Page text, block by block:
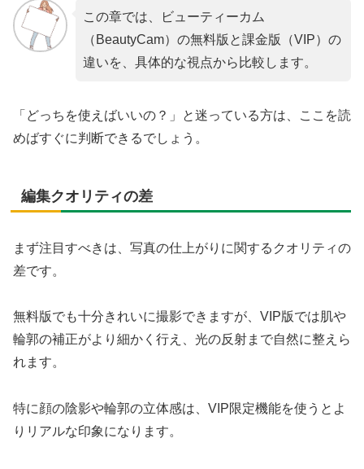
この章では、ビューティーカム
（BeautyCam）の無料版と課金版（VIP）の
違いを、具体的な視点から比較します。
「どっちを使えばいいの？」と迷っている方は、ここを読
めばすぐに判断できるでしょう。
編集クオリティの差
まず注目すべきは、写真の仕上がりに関するクオリティの
差です。
無料版でも十分きれいに撮影できますが、VIP版では肌や
輪郭の補正がより細かく行え、光の反射まで自然に整えら
れます。
特に顔の陰影や輪郭の立体感は、VIP限定機能を使うとよ
りリアルな印象になります。